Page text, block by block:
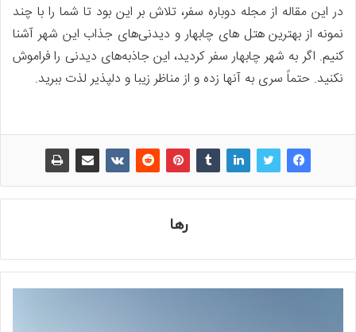
در این مقاله از مجله دوباره سفر، تلاش بر این بود تا شما را با چند
نمونه از بهترین هتل های چابهار و دیدنی‌های جذاب این شهر آشنا
کنیم. اگر به شهر چابهار سفر کردید، این جاذبه‌های دیدنی را فراموش
نکنید. حتماً سری به آنها زده و از مناظر زیبا و دلپذیر لذت ببرید.
رها